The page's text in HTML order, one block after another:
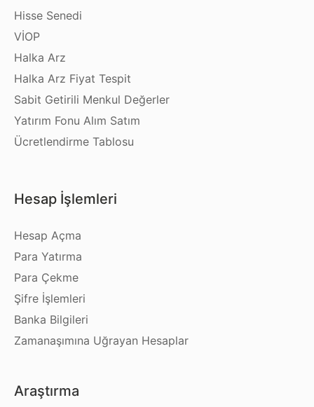
Hisse Senedi
VİOP
Halka Arz
Halka Arz Fiyat Tespit
Sabit Getirili Menkul Değerler
Yatırım Fonu Alım Satım
Ücretlendirme Tablosu
Hesap İşlemleri
Hesap Açma
Para Yatırma
Para Çekme
Şifre İşlemleri
Banka Bilgileri
Zamanaşımına Uğrayan Hesaplar
Araştırma